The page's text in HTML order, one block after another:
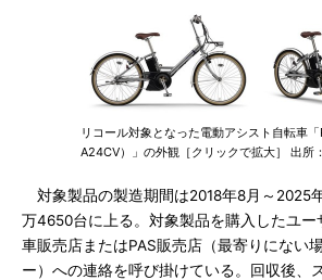
リコール対象となった電動アシスト自転車「
A24CV）」の外観［クリックで拡大］ 出所
対象製品の製造期間は2018年8月～2025
万4650台に上る。対象製品を購入したユー
車販売店またはPAS販売店（最寄りにない
ー）への連絡を呼び掛けている。回収後、